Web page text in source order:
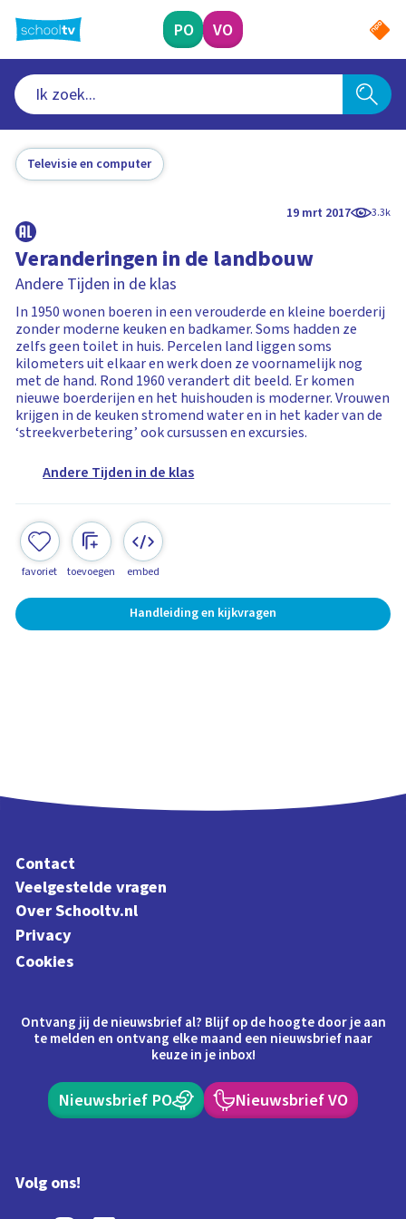
naar
hoofdinhoud
PO VO
Televisie en computer
19 mrt 2017 3.3k
Veranderingen in de landbouw
Andere Tijden in de klas
In 1950 wonen boeren in een verouderde en kleine boerderij
zonder moderne keuken en badkamer. Soms hadden ze
zelfs geen toilet in huis. Percelen land liggen soms
kilometers uit elkaar en werk doen ze voornamelijk nog
met de hand. Rond 1960 verandert dit beeld. Er komen
nieuwe boerderijen en het huishouden is moderner. Vrouwen
krijgen in de keuken stromend water en in het kader van de
‘streekverbetering’ ook cursussen en excursies.
Andere Tijden in de klas
favoriet toevoegen embed
Handleiding en kijkvragen
Contact
Veelgestelde vragen
Over Schooltv.nl
Privacy
Cookies
Ontvang jij de nieuwsbrief al? Blijf op de hoogte door je aan
te melden en ontvang elke maand een nieuwsbrief naar
keuze in je inbox!
Nieuwsbrief PO Nieuwsbrief VO
Volg ons!